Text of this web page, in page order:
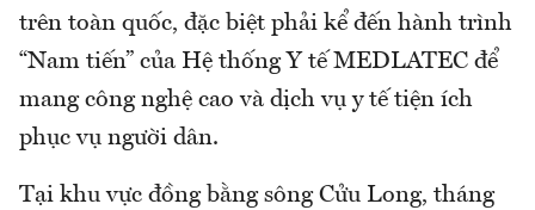
trên toàn quốc, đặc biệt phải kể đến hành trình
“Nam tiến” của Hệ thống Y tế MEDLATEC để
mang công nghệ cao và dịch vụ y tế tiện ích
phục vụ người dân.
Tại khu vực đồng bằng sông Cửu Long, tháng